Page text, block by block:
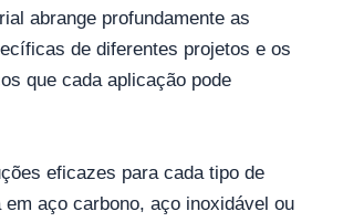
abrange profundamente as
de diferentes projetos e os
que cada aplicação pode
eficazes para cada tipo de
em aço carbono, aço inoxidável ou